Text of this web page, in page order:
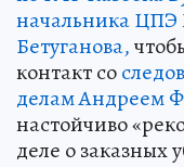
начальника
Бетуганова,
контакт со
делам Андреем
настойчиво
деле о заказных